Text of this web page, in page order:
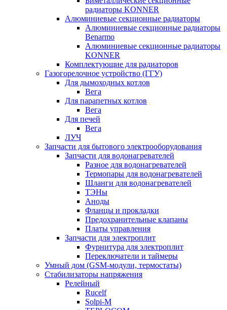
радиаторы KONNER
Алюминиевые секционные радиаторы
Алюминиевые секционные радиаторы
Benarmo
Алюминиевые секционные радиаторы
KONNER
Комплектующие для радиаторов
Газогорелочное устройство (ГГУ)
Для дымоходных котлов
Вега
Для парапетных котлов
Вега
Для печей
Вега
ЛУЧ
Запчасти для бытового электрооборудования
Запчасти для водонагревателей
Разное для водонагревателей
Термопары для водонагревателей
Шланги для водонагревателей
ТЭНы
Аноды
Фланцы и прокладки
Предохранительные клапаны
Платы управления
Запчасти для электроплит
Фурнитура для электроплит
Переключатели и таймеры
Умный дом (GSM-модули, термостаты)
Cтабилизаторы напряжения
Релейный
Rucelf
Solpi-M